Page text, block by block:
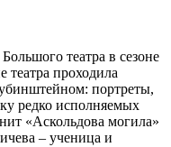
театра в сезоне
театра проходила
портреты,
редко исполняемых
«Аскольдова могила»
– ученица и